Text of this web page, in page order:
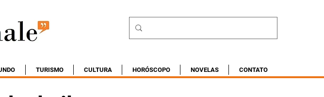
TURISMO CULTURA HORÓSCOPO NOVELAS CONTATO